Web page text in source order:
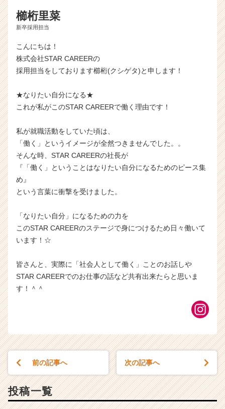
櫛桁里菜
新卒採用担当
こんにちは！
株式会社STAR CAREERの
採用担当をしております櫛桁(クシゲタ)と申します！
★なりたい自分になる★
これが私がこのSTAR CAREERで働く理由です！
私が就職活動をしていた頃は、
「働く」というイメージが全然つきませんでした。。
そんな時、STAR CAREERの社長が
『「働く」ということはなりたい自分になるためのピース集
め』
という言葉に衝撃を受けました。
「なりたい自分」になるための力を
このSTAR CAREERのステージで身につけるため日々働いて
います！☆
皆さんと、実際に「社会人として働く」ことのお話しや
STAR CAREERでのお仕事の話など共有出来たらと思いま
す！＾＾
前の記事へ 次の記事へ
投稿一覧